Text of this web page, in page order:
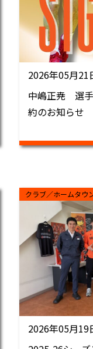
2026年05月21
中嶋正尭 選
約のお知らせ
クラブ／ホームタウ
2026年05月19